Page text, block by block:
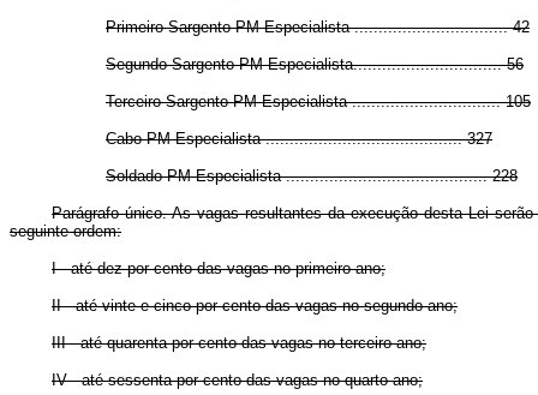
Primeiro-Sargento PM Especialista ................................ 42
Segundo-Sargento PM Especialista............................... 56
Terceiro-Sargento PM Especialista ............................... 105
Cabo PM Especialista ......................................... 327
Soldado PM Especialista .......................................... 228
Parágrafo único. As vagas resultantes da execução desta Lei
seguinte ordem:
I - até dez por cento das vagas no primeiro ano;
II - até vinte e cinco por cento das vagas no segundo ano;
III - até quarenta por cento das vagas no terceiro ano;
IV - até sessenta por cento das vagas no quarto ano;